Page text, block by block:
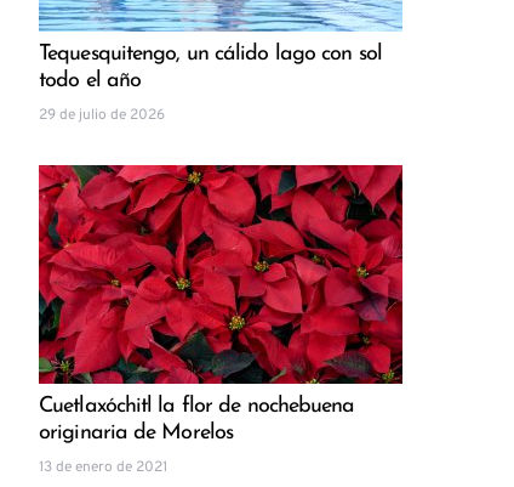
Tequesquitengo, un cálido lago con sol
todo el año
29 de julio de 2026
Cuetlaxóchitl la flor de nochebuena
originaria de Morelos
13 de enero de 2021